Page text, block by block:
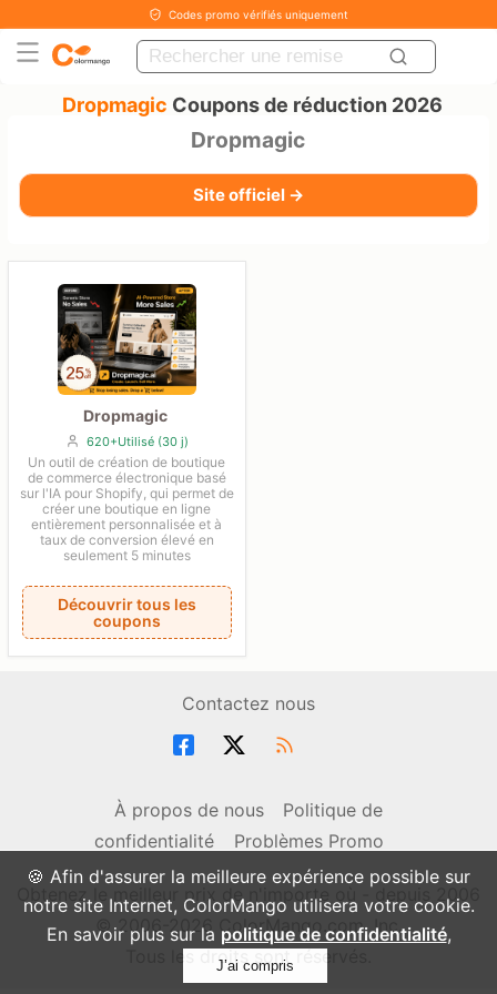
🍪 Afin d'assurer la meilleure expérience possible sur
notre site Internet, ColorMango utilisera votre cookie.
En savoir plus sur la politique de confidentialité,
J’ai compris
Codes promo vérifiés uniquement
Dropmagic Coupons de réduction 2026
Dropmagic
Site officiel →
Dropmagic
620+Utilisé (30 j)
Un outil de création de boutique
de commerce électronique basé
sur l'IA pour Shopify, qui permet de
créer une boutique en ligne
entièrement personnalisée et à
taux de conversion élevé en
seulement 5 minutes
Découvrir tous les
coupons
Contactez nous
À propos de nous
Politique de
confidentialité
Problèmes Promo
Obtenez le meilleur prix de n'importe où - depuis 2006
© 2006-2026 ColorMango.com, Inc.
Tous les droits sont réservés.